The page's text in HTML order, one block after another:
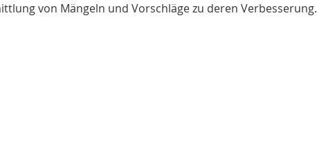
von Mängeln und Vorschläge zu deren Verbesserung.